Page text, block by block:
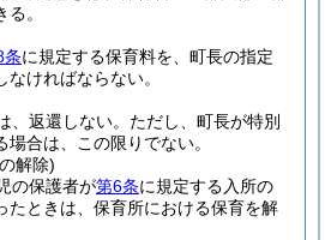
。
条に規定する保育料を、町長の指定
ければならない。
、返還しない。 ただし、町長が特別
合は、この限りでない。
解除)
の保護者が第6条に規定する入所の
たときは、保育所における保育を解